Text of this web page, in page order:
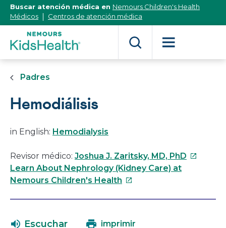
[Skip
Content]
Buscar atención médica en Nemours Children's Health
Médicos
Centros de atención médica
Padres
Hemodiálisis
in English: Hemodialysis
Revisor médico: Joshua J. Zaritsky, MD, PhD Este
Learn About Nephrology (Kidney Care) at
Nemours Children's Health Este
Escuchar imprimir